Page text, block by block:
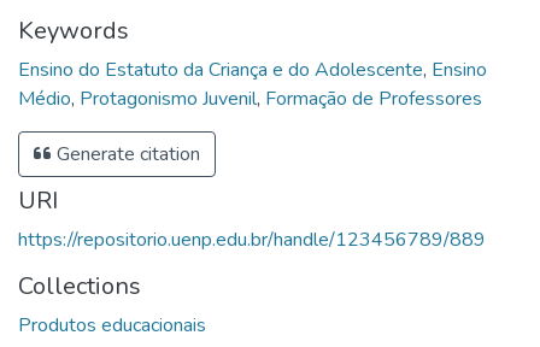
Keywords
Ensino do Estatuto da Criança e do Adolescente, Ensino
Médio, Protagonismo Juvenil, Formação de Professores
Generate citation
URI
https://repositorio.uenp.edu.br/handle/123456789/889
Collections
Produtos educacionais